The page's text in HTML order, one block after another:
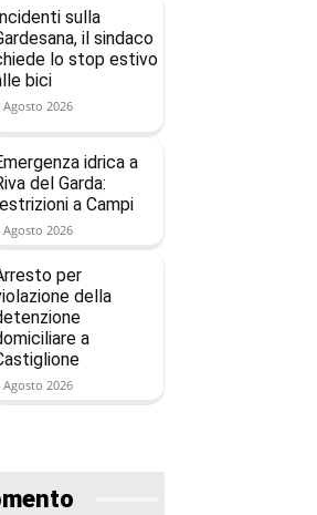
Incidenti sulla
il sindaco
lo stop estivo
bici
Agosto 2026
idrica a
del Garda:
a Campi
Agosto 2026
per
della
a
Agosto 2026